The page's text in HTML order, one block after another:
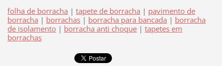
folha de borracha | tapete de borracha | pavimento de
borracha | borrachas | borracha para bancada | borracha
de isolamento | borracha anti choque | tapetes em
borrachas